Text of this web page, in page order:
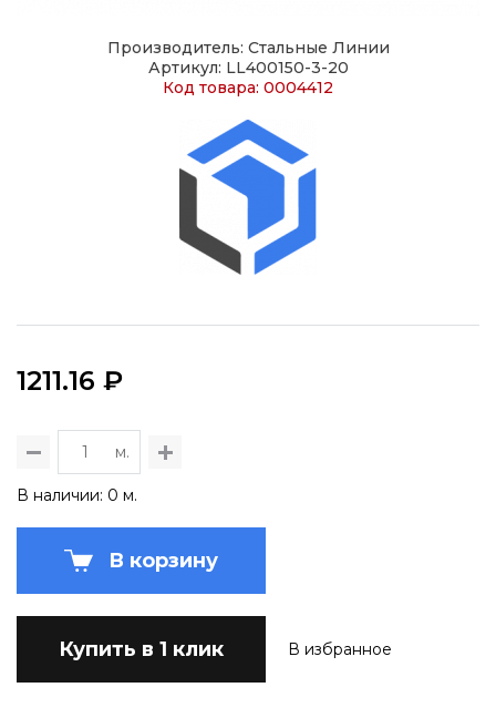
Производитель: Стальные Линии
Артикул: LL400150-3-20
Код товара: 0004412
1211.16 ₽
м.
В наличии: 0 м.
В корзину
Купить в 1 клик В избранное